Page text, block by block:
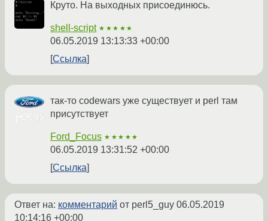
Круто. На выходных присоединюсь.
shell-script ★★★★★
06.05.2019 13:13:33 +00:00
Ссылка
так-то codewars уже существует и perl там
присутствует
Ford_Focus ★★★★★
06.05.2019 13:31:52 +00:00
Ссылка
Ответ на: комментарий от perl5_guy 06.05.2019
10:14:16 +00:00